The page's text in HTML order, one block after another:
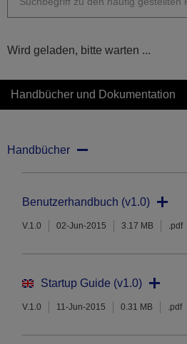
Wird geladen, bitte warten ...
Handbücher und Dokumentation
Handbücher
Benutzerhandbuch (v1.0)
V.1.0 02-Jun-2015 3.17 MB .pdf
Startup Guide (v1.0)
V.1.0 11-Jun-2015 0.31 MB .pdf